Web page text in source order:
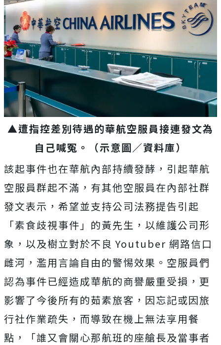
▲遭指控差別待遇的華航空服員接連發文為
自己喊冤。（示意圖／資料庫）
該起事件也在華航內部持續發酵，引起華航
空服員群起不滿，有其他空服員在內部社群
發文表示，希望並支持公司法務提告引起
「素食歧視事件」的黃先生，以維護公司形
象，以及樹立對於不良 Youtuber 網路信口
雌河，濫用言論自由的警惕效果。空服員們
認為事件已經造成華航的商譽嚴重受損，更
影響了今後所有的茹素旅客，因忘記或因旅
行社作業疏失，而導致在機上無法享用餐
點，「誰又會關心那航班的座艙長及當事者